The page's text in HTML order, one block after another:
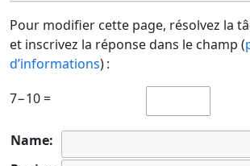
Pour modifier cette page, résolvez la
et inscrivez la réponse dans le champ (
d’informations) :
7−10 =
Name: